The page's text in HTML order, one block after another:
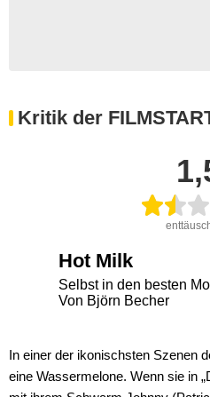
Kritik der
Hot Milk
Selbst in den besten
Von Björn Becher
In einer der ikonischsten Szenen
eine Wassermelone. Wenn sie in